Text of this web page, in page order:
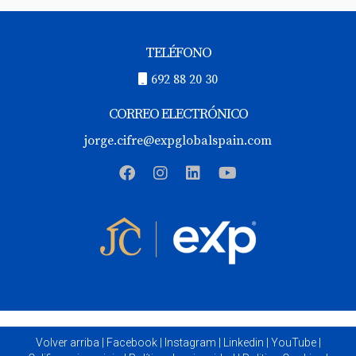
TELÉFONO
692 88 20 30
CORREO ELECTRÓNICO
jorge.cifre@expglobalspain.com
Volver arriba Facebook| Instagram Linkedin YouTube|